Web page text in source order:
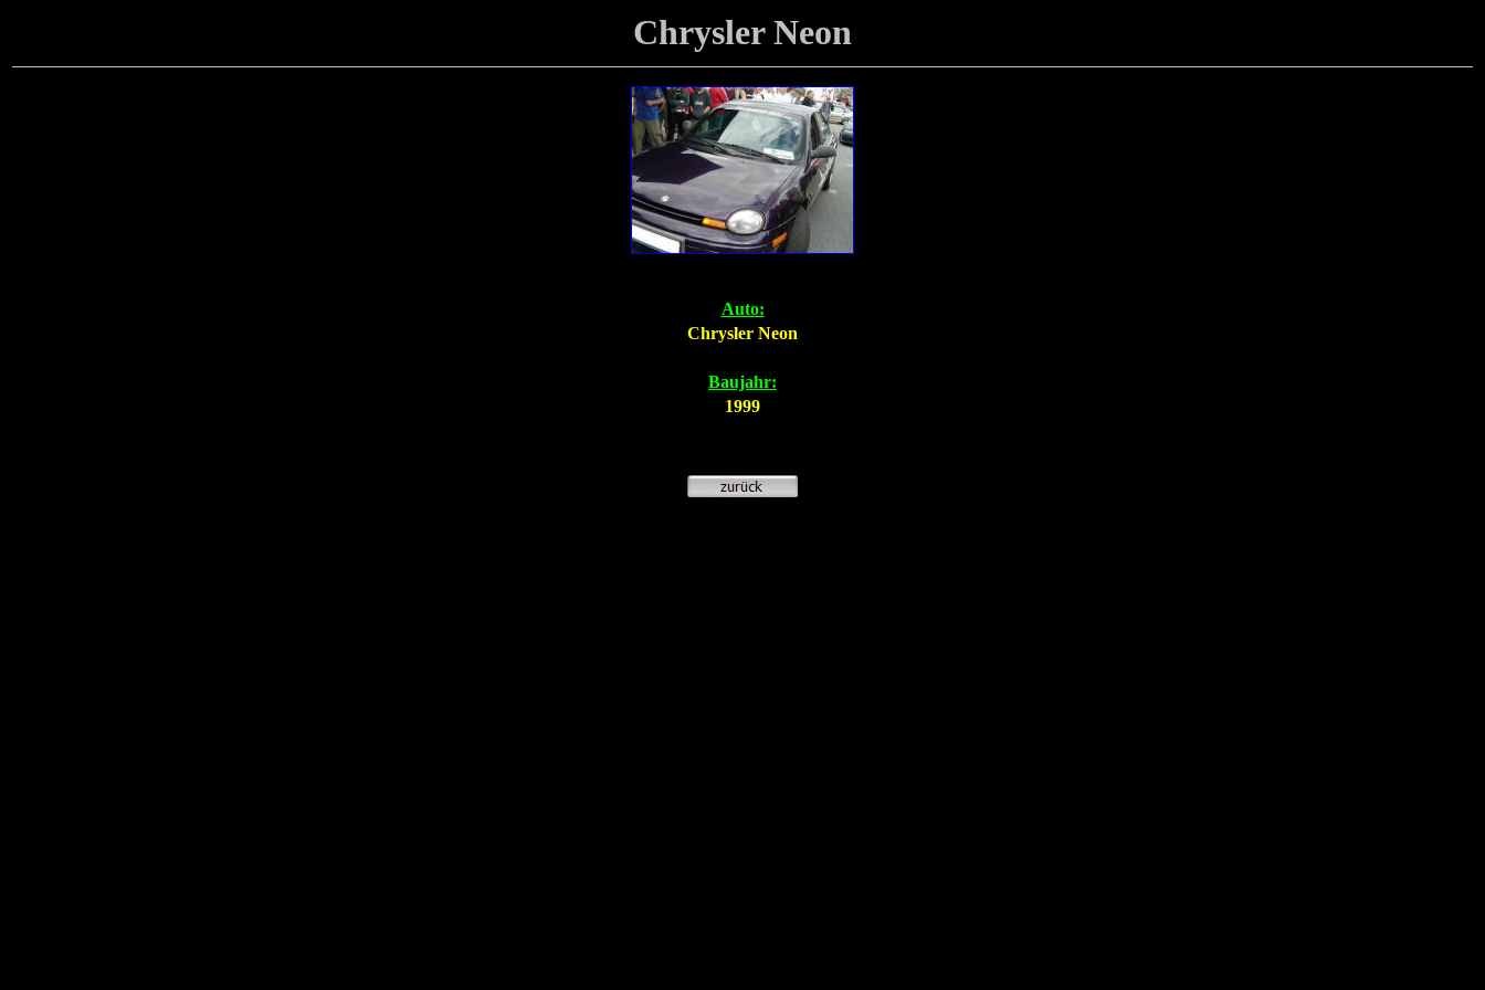
Chrysler Neon
Auto:
Chrysler Neon
Baujahr:
1999